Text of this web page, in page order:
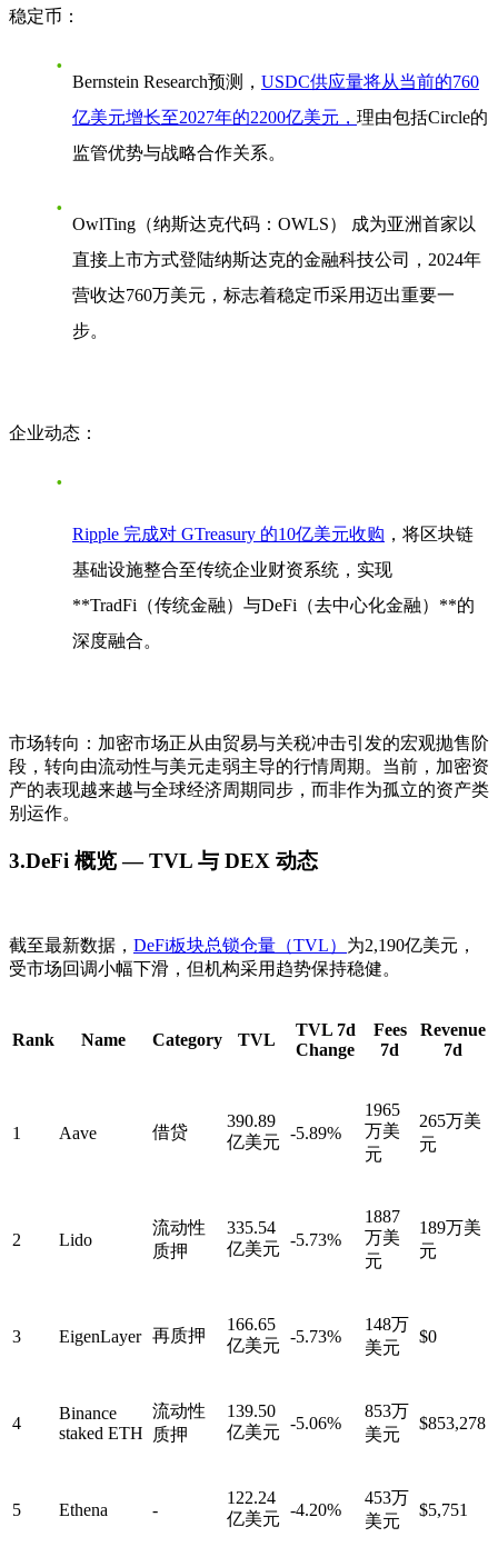
稳定币：
Bernstein Research预测， USDC供应量将从当前的760
亿美元增长至2027年的2200亿美元， 理由包括Circle的
监管优势与战略合作关系。
OwlTing（纳斯达克代码：OWLS） 成为亚洲首家以
直接上市方式登陆纳斯达克的金融科技公司，2024年
营收达760万美元，标志着稳定币采用迈出重要一
步。
企业动态：
Ripple 完成对 GTreasury 的10亿美元收购 ，将区块链
基础设施整合至传统企业财资系统，实现
**TradFi（传统金融）与DeFi（去中心化金融）**的
深度融合。
市场转向： 加密市场正从由贸易与关税冲击引发的宏观抛售阶
段 ，转向由流动性与美元走弱主导的行情周期 。当前，加密资
产的表现越来越与全球经济周期同步 ，而非作为孤立的资产类
别运作。
3.DeFi 概览 — TVL 与 DEX 动态
截至最新数据， DeFi板块总锁仓量（TVL） 为2,190亿美元 ，
受市场回调小幅下滑，但机构采用趋势保持稳健。
Rank Name Category TVL
TVL 7d
Change
Fees
7d
Revenue
7d
1 Aave 借贷
390.89
亿美元 -5.89%
1965
万美
元
265万美
元
2 Lido
流动性
质押
335.54
亿美元 -5.73%
1887
万美
元
189万美
元
3 EigenLayer 再质押
166.65
亿美元 -5.73%
148万
美元
$0
4
Binance
staked ETH
流动性
质押
139.50
亿美元 -5.06%
853万
美元
$853,278
5 Ethena -
122.24
亿美元 -4.20%
453万
美元
$5,751